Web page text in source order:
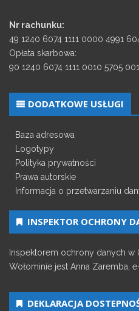
Nr rachunku:
49 1240 6074 1111 0000 4991
Opłata skarbowa:
90 1240 6074 1111 0010 5705
DODATKOWE USŁUGI
Baza adresowa
Logotypy
Polityka prywatności
Prawa autorskie
Informacja o przetwarzaniu
INSPEKTOR OCHRONY
Inspektorem ochrony danych w
Wołominie jest Anna Zaremba,
DEKLARACJA